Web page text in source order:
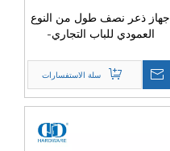
جهاز ذعر نصف طول من النوع
العمودي للباب التجاري-
سلة الاستفسارات